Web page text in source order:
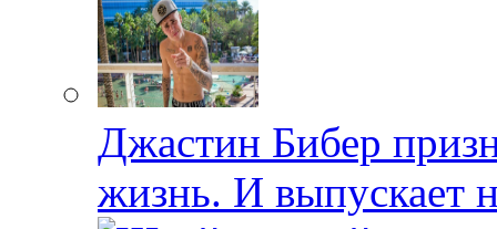
Джастин Бибер
жизнь. И выпускает